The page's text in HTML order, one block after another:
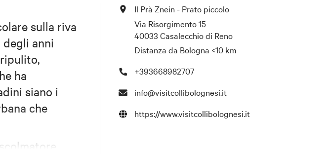
sulla riva
anni
ha
siano i
che
Il Prà Znein - Prato piccolo
Via Risorgimento 15
40033 Casalecchio di Reno
Distanza da Bologna <10 km
+393668982707
info@visitcollibolognesi.it
https://www.visitcollibolognesi.it